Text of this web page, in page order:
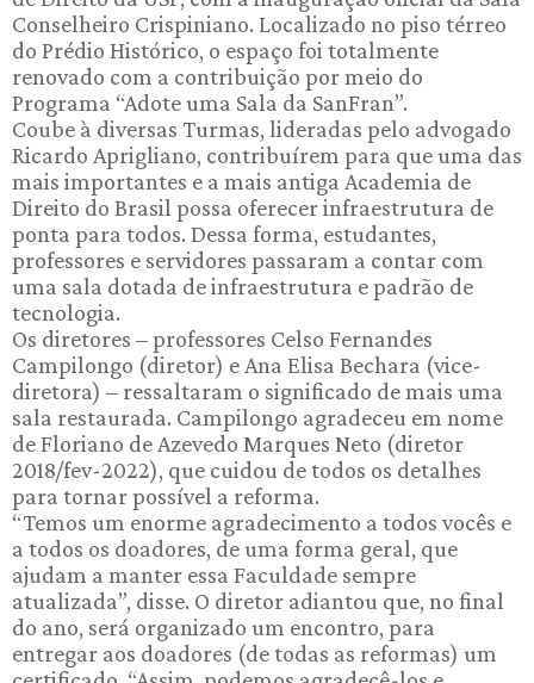
Conselheiro Crispiniano. Localizado no piso térreo
do Prédio Histórico, o espaço foi totalmente
renovado com a contribuição por meio do
Programa “Adote uma Sala da SanFran”.
Coube à diversas Turmas, lideradas pelo advogado
Ricardo Aprigliano, contribuírem para que uma das
mais importantes e a mais antiga Academia de
Direito do Brasil possa oferecer infraestrutura de
ponta para todos. Dessa forma, estudantes,
professores e servidores passaram a contar com
uma sala dotada de infraestrutura e padrão de
tecnologia.
Os diretores – professores Celso Fernandes
Campilongo (diretor) e Ana Elisa Bechara (vice-
diretora) – ressaltaram o significado de mais uma
sala restaurada. Campilongo agradeceu em nome
de Floriano de Azevedo Marques Neto (diretor
2018/fev-2022), que cuidou de todos os detalhes
para tornar possível a reforma.
“Temos um enorme agradecimento a todos vocês e
a todos os doadores, de uma forma geral, que
ajudam a manter essa Faculdade sempre
atualizada”, disse. O diretor adiantou que, no final
do ano, será organizado um encontro, para
entregar aos doadores (de todas as reformas) um